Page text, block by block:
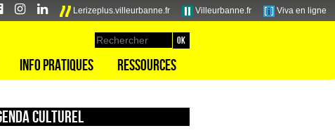
Lerizeplus.villeurbanne.fr Villeurbanne.fr Viva en ligne
Info pratiques Ressources
culturel